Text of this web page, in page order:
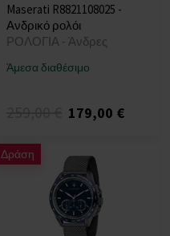
Maserati R8821108025 -
Ανδρικό ρολόι
ΡΟΛΟΓΙΑ - Άνδρες
Άμεσα διαθέσιμο
179,00 €
Δράση